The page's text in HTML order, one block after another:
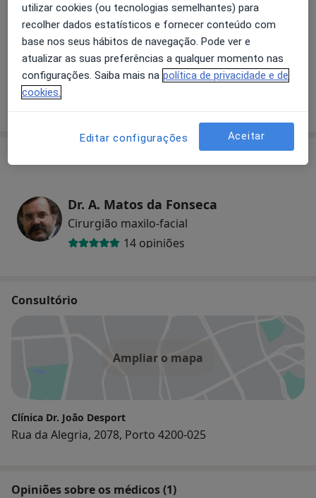
Osteotomia Maxilar Superior
+ 11 serviços
Dr. A. Matos da Fonseca
Cirurgião maxilo-facial
14 opiniões
Consultório
Ampliar o mapa
Clínica Dr. João Desport
Rua da Alegria, 2078, Porto 4200-025
Opiniões sobre os médicos (1)
utilizar cookies (ou tecnologias semelhantes) para
recolher dados estatísticos e fornecer conteúdo com
base nos seus hábitos de navegação. Pode ver e
atualizar as suas preferências a qualquer momento nas
configurações. Saiba mais na política de privacidade e de
cookies.
Editar configurações Aceitar